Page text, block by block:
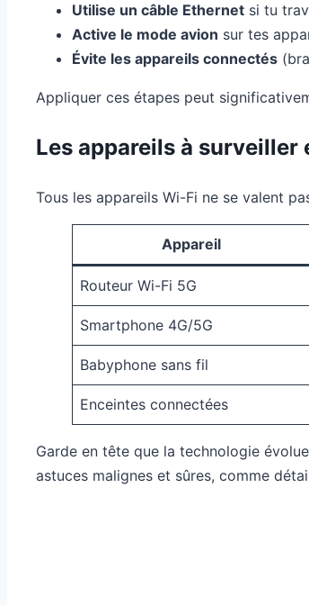
Utilise un câble Ethernet si tu
Active le mode avion sur tes
Évite les appareils connectés
Appliquer ces étapes peut
Les appareils à
Tous les appareils Wi-Fi ne se valent
Appareil
Routeur Wi-Fi 5G
Smartphone 4G/5G
Babyphone sans fil
Enceintes connectées
Garde en tête que la technologie
astuces malignes et sûres, comme